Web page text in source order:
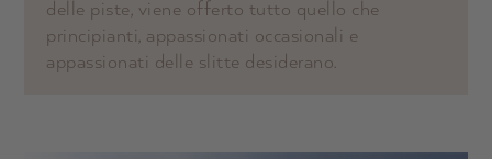
delle piste, viene offerto tutto quello che
principianti, appassionati occasionali e
appassionati delle slitte desiderano.